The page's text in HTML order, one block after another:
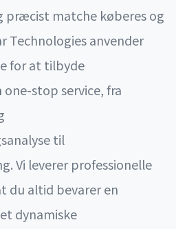
præcist matche køberes og
Technologies anvender
for at tilbyde
stop service, fra
til
Vi leverer professionelle
du altid bevarer en
dynamiske